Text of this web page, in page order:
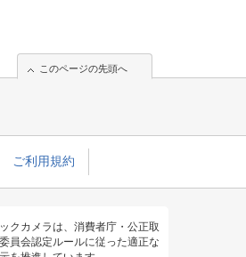
このページの先頭へ
ご利用規約
クカメラは、消費者庁・公正取
員会認定ルールに従った適正な